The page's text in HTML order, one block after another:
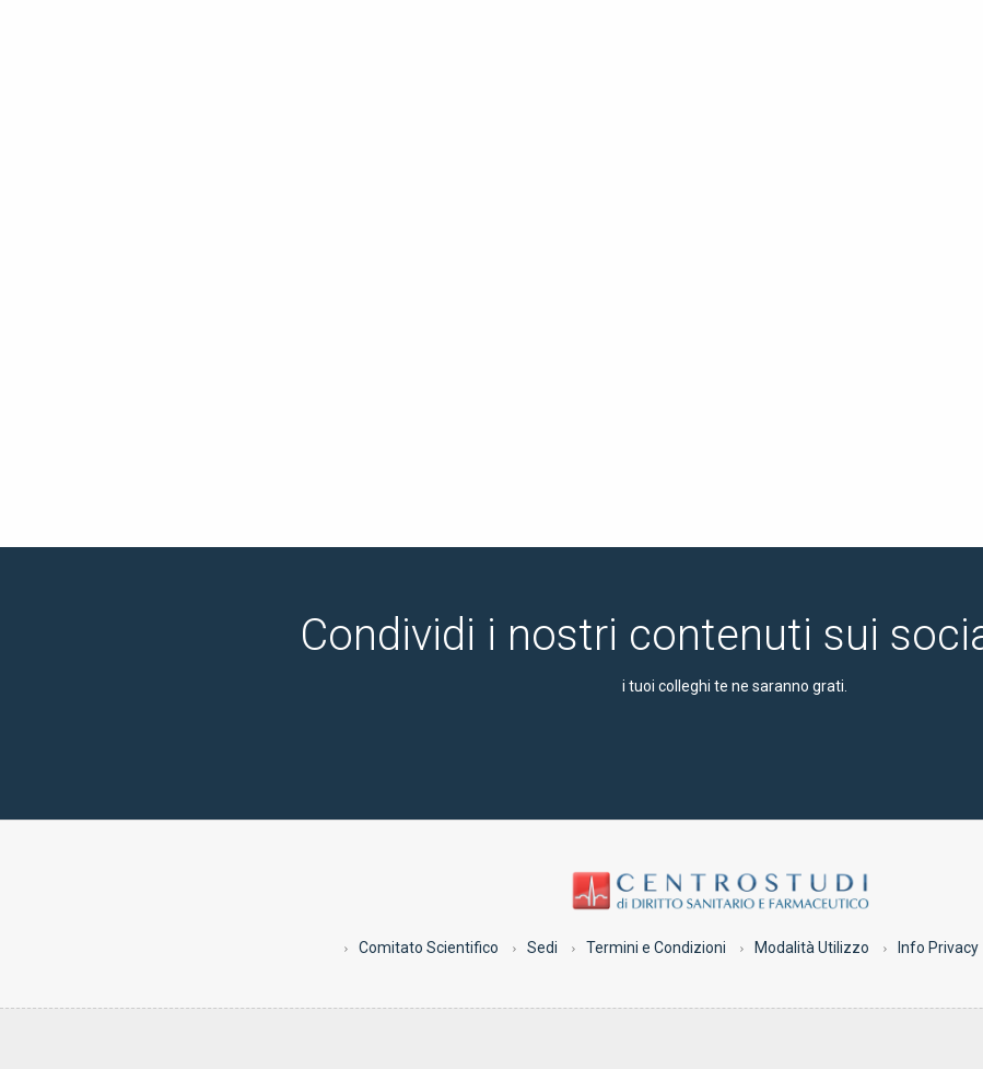
Condividi i nostri contenuti sui
i tuoi colleghi te ne saranno grati.
Comitato Scientifico Sedi Termini e Condizioni Modalità Utilizzo Info Privacy